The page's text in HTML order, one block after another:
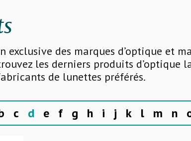
exclusive des marques d’optique et
les derniers produits d’optique
de lunettes préférés.
c d e f g h i j k l m n